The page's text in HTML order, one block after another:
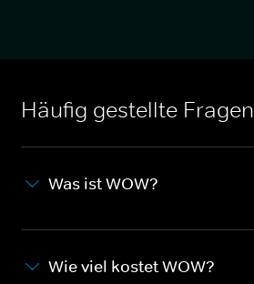
Häufig gestellte Fragen
Was ist WOW?
Wie viel kostet WOW?